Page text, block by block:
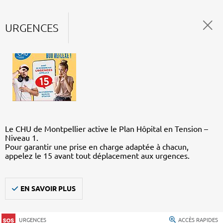
URGENCES
Le CHU de Montpellier active le Plan Hôpital en Tension –
Niveau 1.
Pour garantir une prise en charge adaptée à chacun,
appelez le 15 avant tout déplacement aux urgences.
EN SAVOIR PLUS
URGENCES ACCÈS RAPIDES